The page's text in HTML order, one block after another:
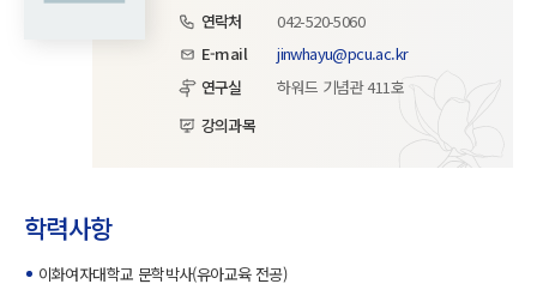
연락처
042-520-5060
E-mail
jinwhayu@pcu.ac.kr
연구실
하워드 기념관 411호
강의과목
학력사항
이화여자대학교 문학박사(유아교육 전공)